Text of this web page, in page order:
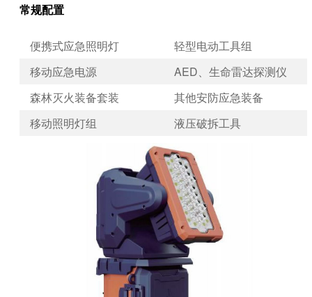
常规配置
便携式应急照明灯
轻型电动工具组
移动应急电源
AED、生命雷达探测仪
森林灭火装备套装
其他安防应急装备
移动照明灯组
液压破拆工具